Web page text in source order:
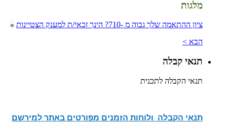
מלגות
ציון ההתאמה שלך גבוה מ -710? הינך זכאי/ת למענק הצטיינות »
הבא >
תנאי קבלה
תנאי הקבלה לתכנית
תנאי הקבלה ולוחות הזמנים מפורטים באתר למירשם